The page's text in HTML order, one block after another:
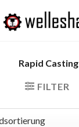
Rapid Casting
FILTER